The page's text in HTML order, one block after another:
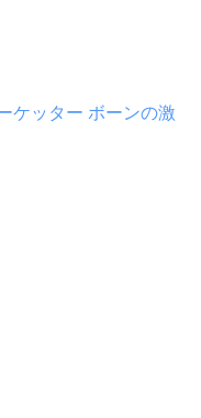
ケッター ボーンの激